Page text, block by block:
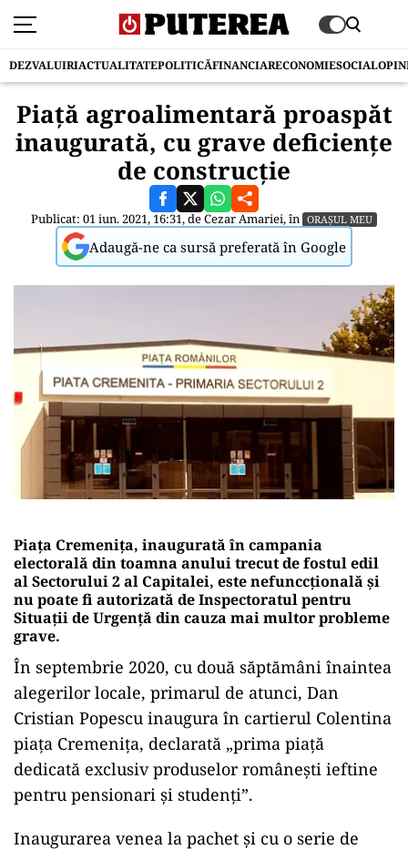
DEZVALUIRIACTUALITATEPOLITICĂFINANCIARECONOMIESOCIAL
Piață agroalimentară proaspăt
inaugurată, cu grave deficiențe
de construcție
Publicat: 01 iun. 2021, 16:31, deCezar Amariei, în ORAȘUL MEU
Adaugă-ne ca sursă preferată în Google
Piața Cremenița, inaugurată în campania
electorală din toamna anului trecut de fostul edil
al Sectorului 2 al Capitalei, este nefunccțională și
nu poate fi autorizată de Inspectoratul pentru
Situații de Urgență din cauza mai multor probleme
grave.
În septembrie 2020, cu două săptămâni înaintea
alegerilor locale, primarul de atunci, Dan
Cristian Popescu inaugura în cartierul Colentina
piața Cremenița, declarată „prima piaţă
dedicată exclusiv produselor româneşti ieftine
pentru pensionari şi studenţi”.
Inaugurarea venea la pachet și cu o serie de